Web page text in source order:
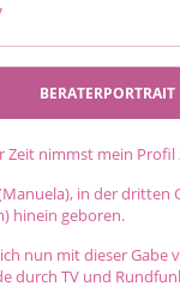
BERATERPORTRAIT
Zeit nimmst mein Profil
in der dritten
hinein geboren.
nun mit dieser Gabe
durch TV und